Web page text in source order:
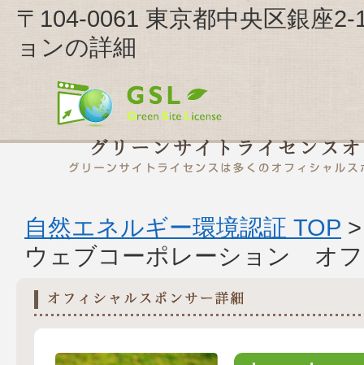
〒104-0061 東京都中央区銀座
ョンの詳細
自然エネルギー環境認証 TOP
ウェブコーポレーション オ